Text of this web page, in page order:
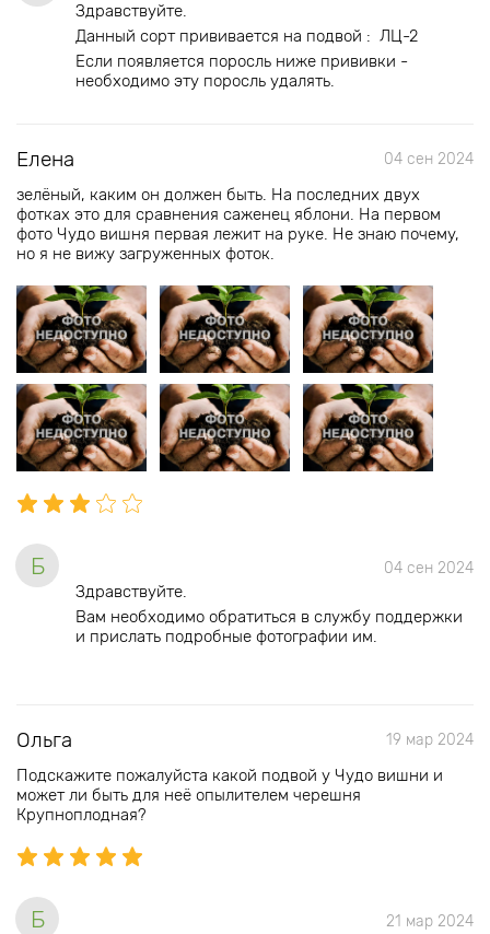
Здравствуйте.
Данный сорт прививается на подвой : ЛЦ-2
Если появляется поросль ниже прививки -
необходимо эту поросль удалять.
Елена 04 сен 2024
зелёный, каким он должен быть. На последних двух
фотках это для сравнения саженец яблони. На первом
фото Чудо вишня первая лежит на руке. Не знаю почему,
но я не вижу загруженных фоток.
Б 04 сен 2024
Здравствуйте.
Вам необходимо обратиться в службу поддержки
и прислать подробные фотографии им.
Ольга 19 мар 2024
Подскажите пожалуйста какой подвой у Чудо вишни и
может ли быть для неё опылителем черешня
Крупноплодная?
Б 21 мар 2024